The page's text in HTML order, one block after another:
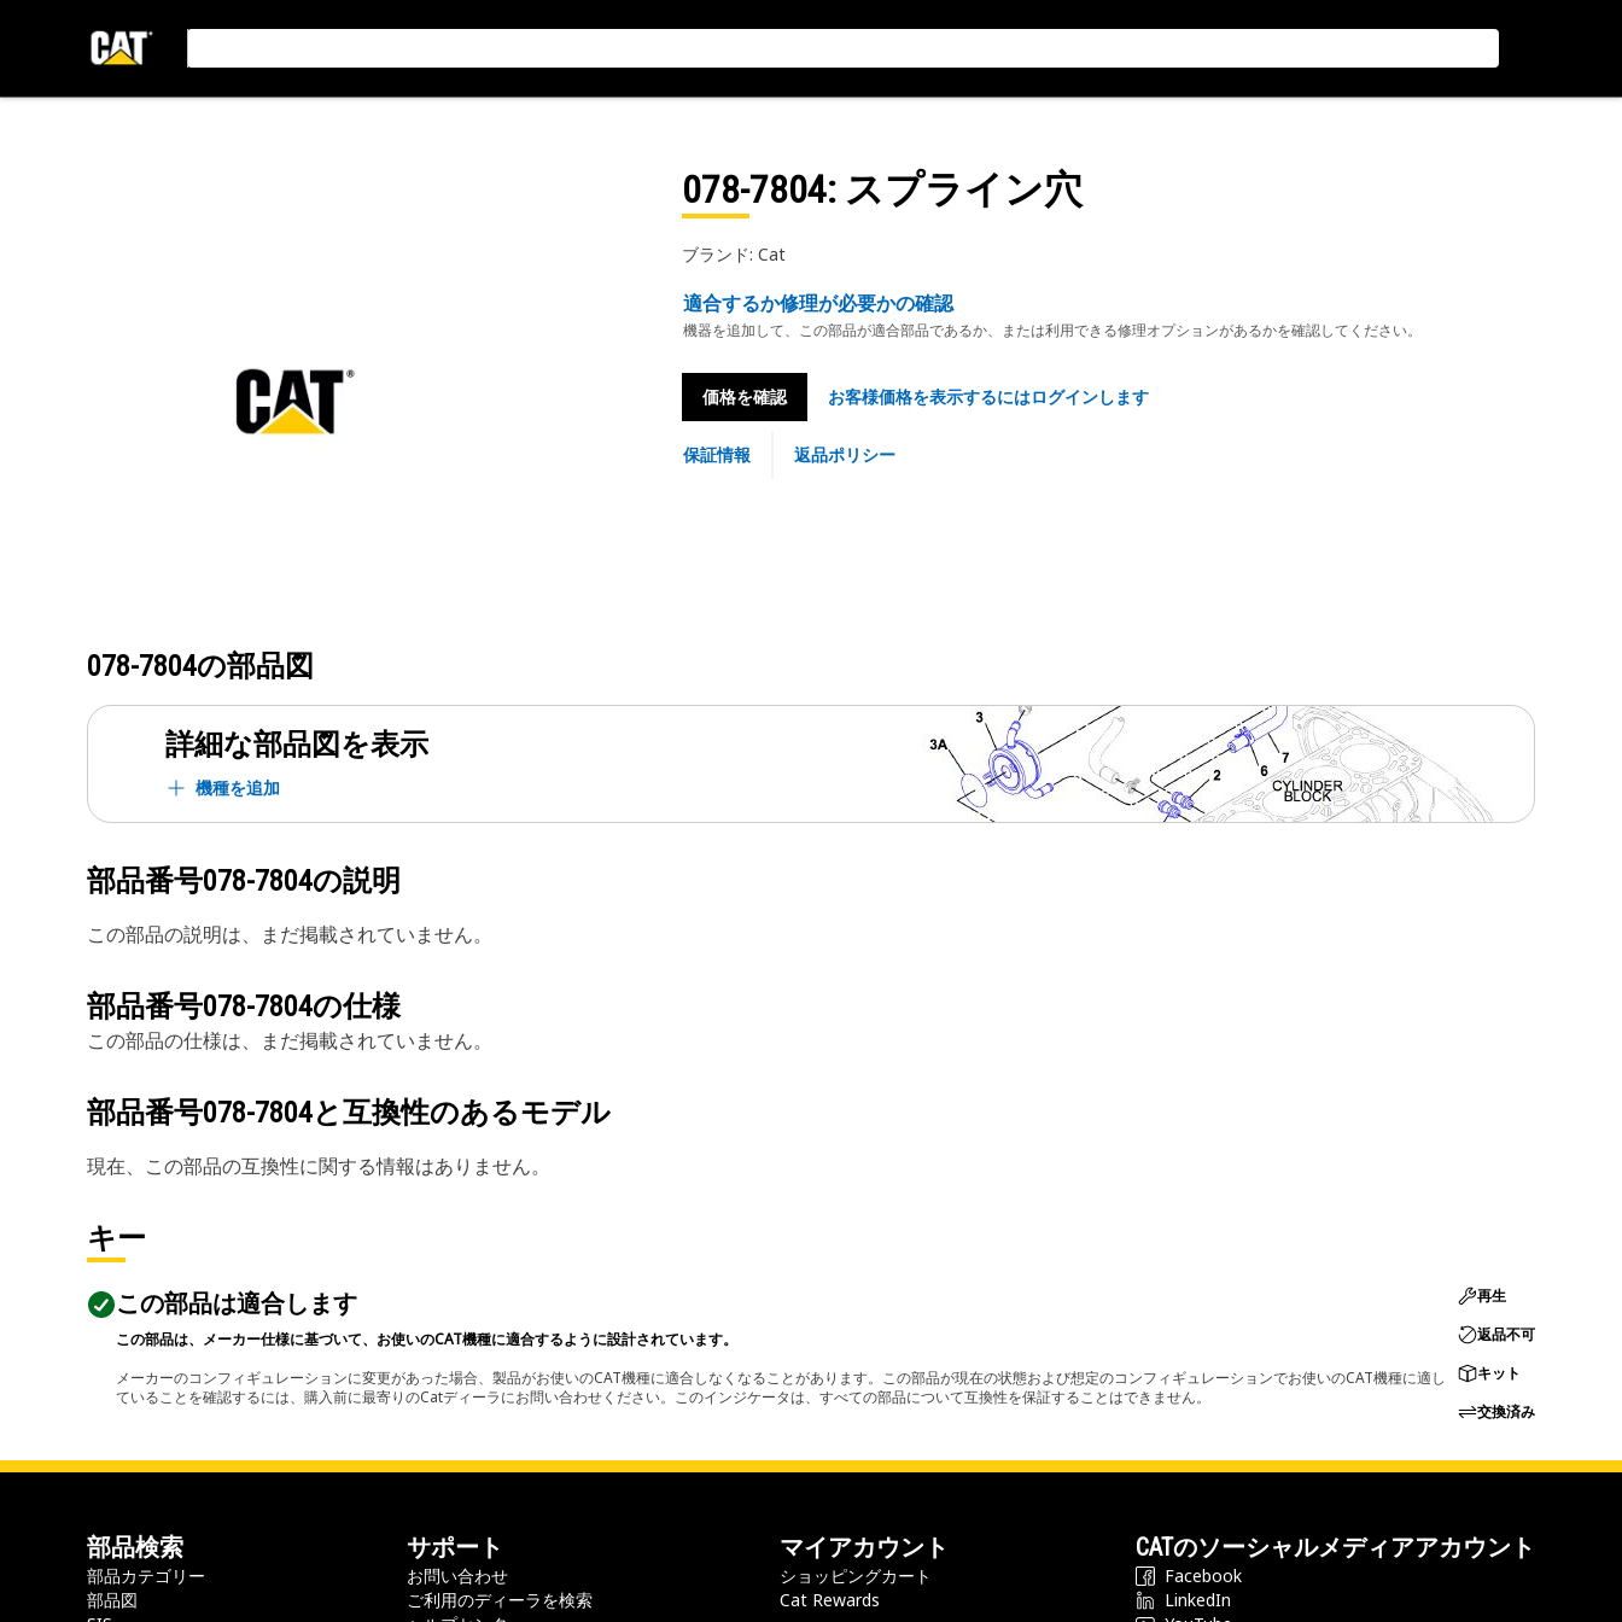
078-7804: スプライン穴
ブランド: Cat
適合するか修理が必要かの確認
機器を追加して、この部品が適合部品であるか、または利用できる修理オプションがあるかを確認してください。
価格を確認 お客様価格を表示するにはログインします
保証情報 返品ポリシー
078-7804の部品図
詳細な部品図を表示
機種を追加
部品番号078-7804の説明
この部品の説明は、まだ掲載されていません。
部品番号078-7804の仕様
この部品の仕様は、まだ掲載されていません。
部品番号078-7804と互換性のあるモデル
現在、この部品の互換性に関する情報はありません。
キー
この部品は適合します
この部品は、メーカー仕様に基づいて、お使いのCAT機種に適合するように設計されています。
メーカーのコンフィギュレーションに変更があった場合、製品がお使いのCAT機種に適合しなくなることがあります。この部品が現在の状態および想定のコンフィギュレーションでお使いのCAT機種に適し
ていることを確認するには、購入前に最寄りのCatディーラにお問い合わせください。このインジケータは、すべての部品について互換性を保証することはできません。
再生
返品不可
キット
交換済み
部品検索
部品カテゴリー
部品図
サポート
お問い合わせ
ご利用のディーラを検索
マイアカウント
ショッピングカート
Cat Rewards
CATのソーシャルメディアアカウント
Facebook
LinkedIn